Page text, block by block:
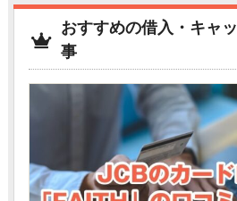
おすすめの借入・キャ
事